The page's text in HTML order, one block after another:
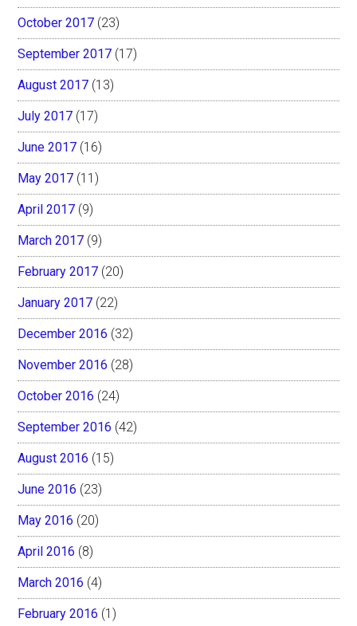
October 2017 (23)
September 2017 (17)
August 2017 (13)
July 2017 (17)
June 2017 (16)
May 2017 (11)
April 2017 (9)
March 2017 (9)
February 2017 (20)
January 2017 (22)
December 2016 (32)
November 2016 (28)
October 2016 (24)
September 2016 (42)
August 2016 (15)
June 2016 (23)
May 2016 (20)
April 2016 (8)
March 2016 (4)
February 2016 (1)